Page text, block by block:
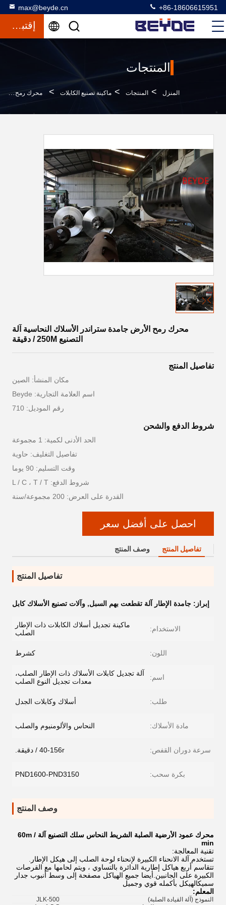
max@beyde.cn +86-18606615951
إقتباس
المنتجات
المنزل > المنتجات > ماكينة تصنيع الكابلات > محرك رمح الأرض جامدة ستراندر الأسلاك النحاسية آلة التصنيع 250M / دقيقة
محرك رمح الأرض جامدة ستراندر الأسلاك النحاسية آلة
التصنيع 250M / دقيقة
تفاصيل المنتج
مكان المنشأ: الصين
اسم العلامة التجارية: Beyde
رقم الموديل: 710
شروط الدفع والشحن
الحد الأدنى لكمية: 1 مجموعة
تفاصيل التغليف: حاوية
وقت التسليم: 90 يوما
شروط الدفع: L / C ، T / T
القدرة على العرض: 200 مجموعة/سنة
احصل على أفضل سعر
تفاصيل المنتج وصف المنتج
تفاصيل المنتج
إبراز: جامدة الإطار آلة تقطعت بهم السبل, وآلات تصنيع الأسلاك كابل
الاستخدام:
ماكينة تجديل أسلاك الكابلات ذات الإطار
الصلب
اللون: كشرط
اسم:
آلة تجديل كابلات الأسلاك ذات الإطار الصلب،
معدات تجديل النوع الصلب
طلب: أسلاك وكابلات الجدل
مادة الأسلاك: النحاس والألومنيوم والصلب
سرعة دوران القفص: 40-156r / دقيقة.
بكرة سحب: PND1600-PND3150
وصف المنتج
محرك عمود الأرضية الصلبة الشريط النحاس سلك التصنيع آلة 60m /
min
تقنية المعالجة:
تستخدم آلة الانحناء الكبيرة لإنحناء لوحة الصلب إلى هيكل الإطار.
تتقاسم أربع هياكل إطارية الدائرة بالتساوي ، ويتم لحامها مع القرصات
الكبيرة على الجانبين.أيضا جميع الهياكل مصفحة إلى وسط أنبوب جدار
سميكالهيكل بأكمله قوي وجميل
المعلم:
النموذج (آلة القيادة الصلبة) JLK-500